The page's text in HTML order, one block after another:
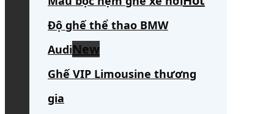
Độ ghế thể thao BMW
Audi
Ghế VIP Limousine thương
gia